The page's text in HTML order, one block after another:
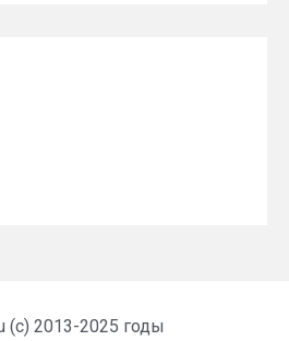
(c) 2013-2025 годы